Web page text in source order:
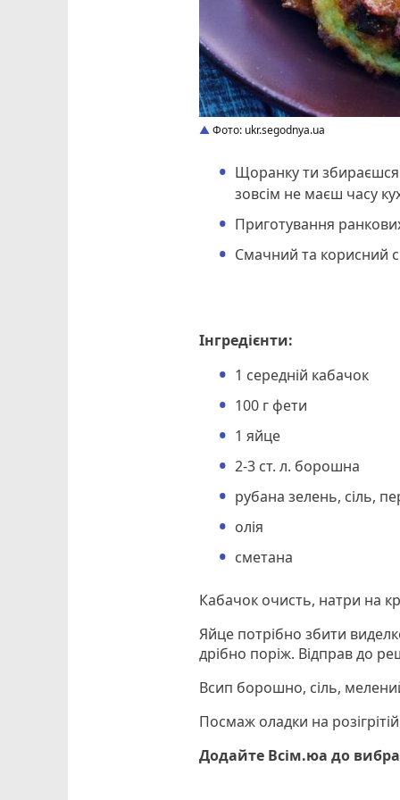
Фото: ukr.segodnya.ua
Щоранку ти
зовсім не маєш часу
Приготування
Смачний та корисний
Інгредієнти:
1 середній кабачок
100 г фети
1 яйце
2-3 ст. л. борошна
рубана зелень, сіль,
олія
сметана
Кабачок очисть, натри на
Яйце потрібно збити
дрібно поріж. Відправ до
Всип борошно, сіль,
Посмаж оладки на
Додайте Всім.юа до